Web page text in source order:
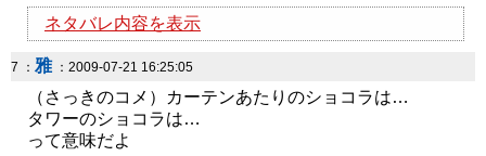
ネタバレ内容を表示
7 ： 雅 ：2009-07-21 16:25:05
（さっきのコメ）カーテンあたりのショコラは…
タワーのショコラは…
って意味だよ